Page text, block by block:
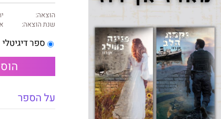
הוצאה:
שנת הוצאה:
ספר דיגיטלי
על הספר